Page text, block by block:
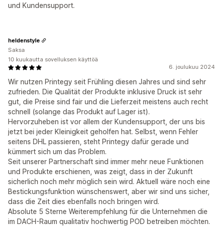
und Kundensupport.
6. joulukuu 2024
Wir nutzen Printegy seit Frühling diesen Jahres und sind sehr
zufrieden. Die Qualität der Produkte inklusive Druck ist sehr
gut, die Preise sind fair und die Lieferzeit meistens auch recht
schnell (solange das Produkt auf Lager ist).
Hervorzuheben ist vor allem der Kundensupport, der uns bis
jetzt bei jeder Kleinigkeit geholfen hat. Selbst, wenn Fehler
seitens DHL passieren, steht Printegy dafür gerade und
kümmert sich um das Problem.
Seit unserer Partnerschaft sind immer mehr neue Funktionen
und Produkte erschienen, was zeigt, dass in der Zukunft
sicherlich noch mehr möglich sein wird. Aktuell wäre noch eine
Bestickungsfunktion wünschenswert, aber wir sind uns sicher,
dass die Zeit dies ebenfalls noch bringen wird.
Absolute 5 Sterne Weiterempfehlung für die Unternehmen die
im DACH-Raum qualitativ hochwertig POD betreiben möchten.
heldenstyle
Saksa
10 kuukautta sovelluksen käyttöä